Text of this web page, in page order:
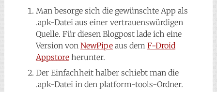
Man besorge sich die gewünschte App als
.apk-Datei aus einer vertrauenswürdigen
Quelle. Für diesen Blogpost lade ich eine
Version von NewPipeaus dem F-Droid
Appstoreherunter.
Der Einfachheit halber schiebt man die
.apk-Datei in den platform-tools-Ordner.